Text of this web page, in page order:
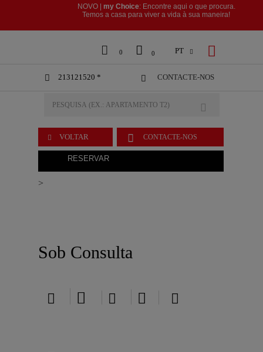
PT  
CONTACTE-NOS
 0  0
 213121520 * 
NOVO | my Choice: Encontre aqui o que procura.
​​​​​​​Temos a casa para viver a vida à sua maneira!
>
Sob Consulta
    
 VOLTAR  CONTACTE-NOS
RESERVAR